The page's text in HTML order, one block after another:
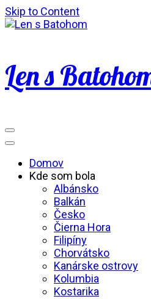
Skip to Content
Len s
Domov
Kde som bola
Albánsko
Balkán
Česko
Čierna Hora
Filipíny
Chorvátsko
Kanárske ostrovy
Kolumbia
Kostarika